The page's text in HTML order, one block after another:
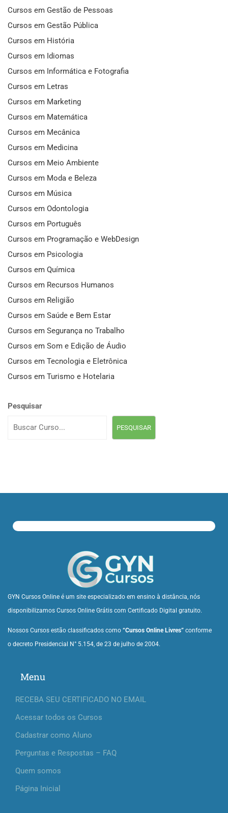
Cursos em Gestão de Pessoas
Cursos em Gestão Pública
Cursos em História
Cursos em Idiomas
Cursos em Informática e Fotografia
Cursos em Letras
Cursos em Marketing
Cursos em Matemática
Cursos em Mecânica
Cursos em Medicina
Cursos em Meio Ambiente
Cursos em Moda e Beleza
Cursos em Música
Cursos em Odontologia
Cursos em Português
Cursos em Programação e WebDesign
Cursos em Psicologia
Cursos em Química
Cursos em Recursos Humanos
Cursos em Religião
Cursos em Saúde e Bem Estar
Cursos em Segurança no Trabalho
Cursos em Som e Edição de Áudio
Cursos em Tecnologia e Eletrônica
Cursos em Turismo e Hotelaria
Pesquisar
PESQUISAR
GYN Cursos Online é um site especializado em ensino à distância, nós
disponibilizamos Cursos Online Grátis com Certificado Digital gratuito.
Nossos Cursos estão classificados como “Cursos Online Livres” conforme
o decreto Presidencial N° 5.154, de 23 de julho de 2004.
Menu
RECEBA SEU CERTIFICADO NO EMAIL
Acessar todos os Cursos
Cadastrar como Aluno
Perguntas e Respostas – FAQ
Quem somos
Página Inicial